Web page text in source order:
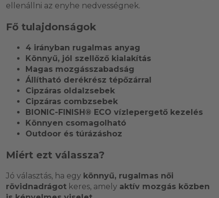
ellenállni az enyhe nedvességnek.
Fő tulajdonságok
4 irányban rugalmas anyag
Könnyű, jól szellőző kialakítás
Magas mozgásszabadság
Állítható derékrész tépőzárral
Cipzáras oldalzsebek
Cipzáras combzsebek
BIONIC-FINISH® ECO vízlepergető kezelés
Könnyen csomagolható
Outdoor és túrázáshoz
Miért ezt válassza?
Jó választás, ha egy könnyű, rugalmas női
rövidnadrágot keres, amely aktív mozgás közben